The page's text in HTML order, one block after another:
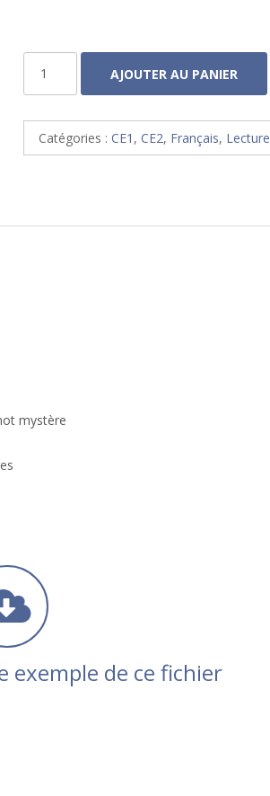
AJOUTER AU PANIER
Catégories : CE1 , CE2, Français, Lecture
mystère
exemple de ce fichier